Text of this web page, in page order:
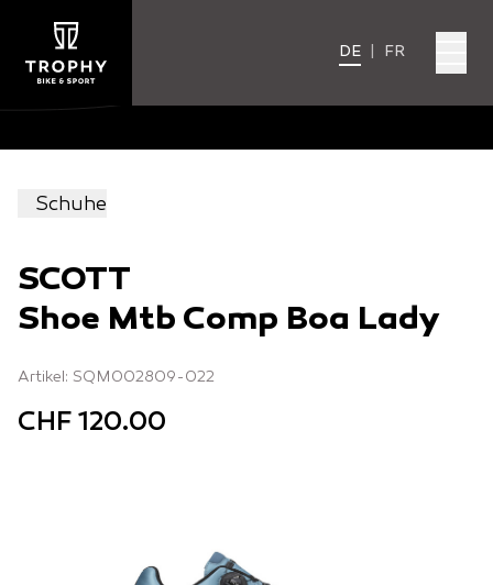
DE FR
Schuhe
SCOTT
Shoe Mtb Comp Boa Lady
Artikel: SQM002809-022
CHF 120.00